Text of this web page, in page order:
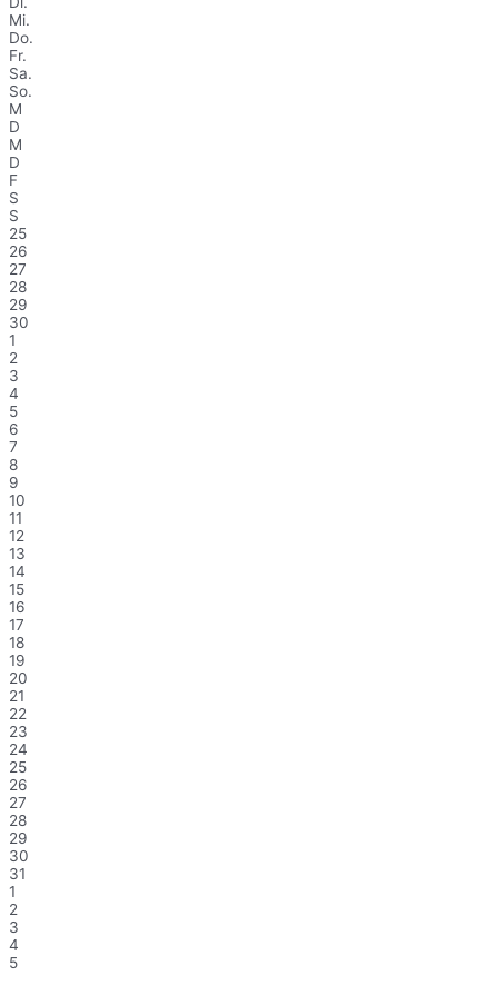
Mi.
Do.
Fr.
Sa.
So.
M
D
M
D
F
S
S
25
26
27
28
29
30
1
2
3
4
5
6
7
8
9
10
11
12
13
14
15
16
17
18
19
20
21
22
23
24
25
26
27
28
29
30
31
1
2
3
4
5